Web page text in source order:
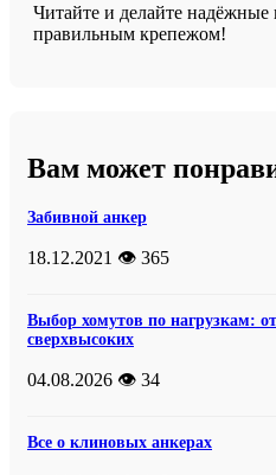
Читайте и делайте надёжные
правильным крепежом!
Вам может
Забивной анкер
18.12.2021 👁️ 365
Выбор хомутов по нагрузкам:
сверхвысоких
04.08.2026 👁️ 34
Все о клиновых анкерах